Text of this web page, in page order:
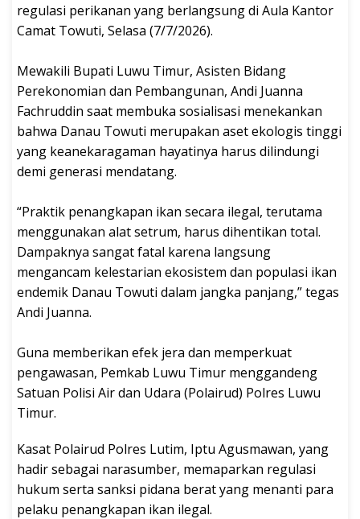
regulasi perikanan yang berlangsung di Aula Kantor
Camat Towuti, Selasa (7/7/2026).
Mewakili Bupati Luwu Timur, Asisten Bidang
Perekonomian dan Pembangunan, Andi Juanna
Fachruddin saat membuka sosialisasi menekankan
bahwa Danau Towuti merupakan aset ekologis tinggi
yang keanekaragaman hayatinya harus dilindungi
demi generasi mendatang.
‎“Praktik penangkapan ikan secara ilegal, terutama
menggunakan alat setrum, harus dihentikan total.
Dampaknya sangat fatal karena langsung
mengancam kelestarian ekosistem dan populasi ikan
endemik Danau Towuti dalam jangka panjang,” tegas
Andi Juanna.
‎Guna memberikan efek jera dan memperkuat
pengawasan, Pemkab Luwu Timur menggandeng
Satuan Polisi Air dan Udara (Polairud) Polres Luwu
Timur.
Kasat Polairud Polres Lutim, Iptu Agusmawan, yang
hadir sebagai narasumber, memaparkan regulasi
hukum serta sanksi pidana berat yang menanti para
pelaku penangkapan ikan ilegal.